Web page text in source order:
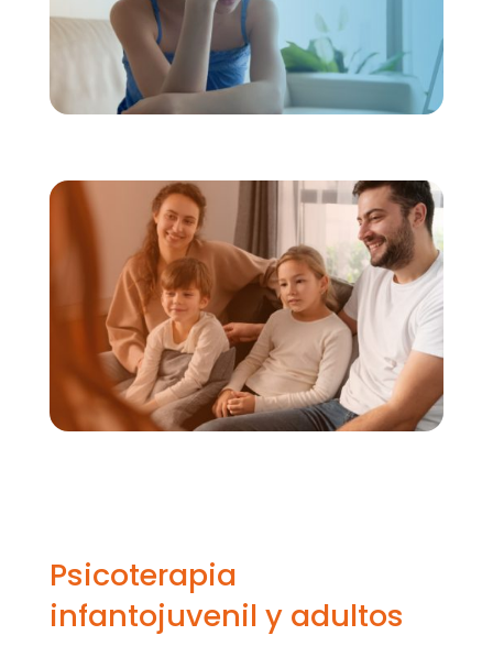
Psicoterapia
infantojuvenil y adultos